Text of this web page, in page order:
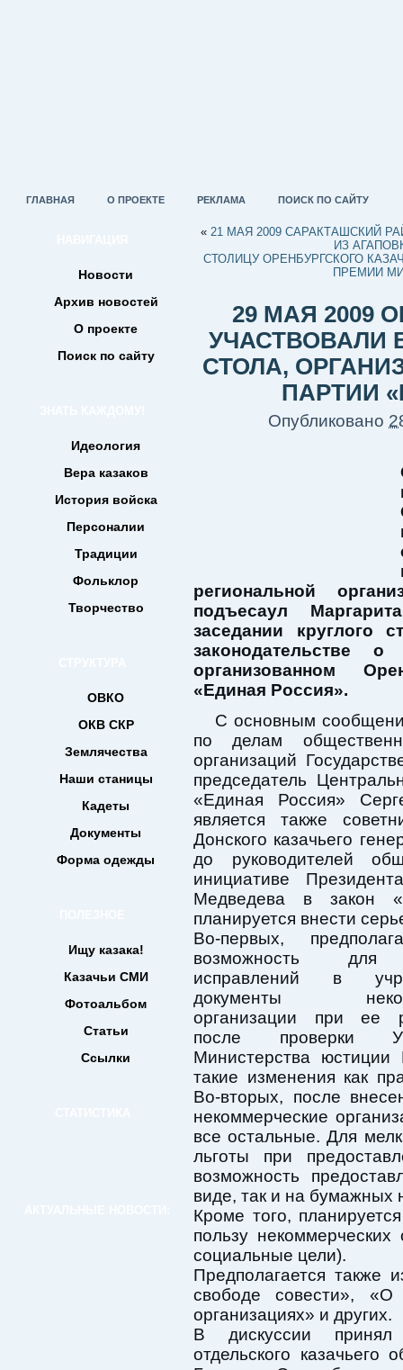
ГЛАВНАЯ О ПРОЕКТЕ РЕКЛАМА ПОИСК ПО САЙТУ
Новости
Архив новостей
О проекте
Поиск по сайту
Идеология
Вера казаков
История войска
Персоналии
Традиции
Фольклор
Творчество
ОВКО
ОКВ СКР
Землячества
Наши станицы
Кадеты
Документы
Форма одежды
Ищу казака!
Казачьи СМИ
Фотоальбом
Статьи
Ссылки
« 21 МАЯ 2009 САРАКТАШСКИЙ
ИЗ
СТОЛИЦУ ОРЕНБУРГСКОГО
ПРЕМИИ
29 МАЯ 2009
УЧАСТВОВАЛИ
СТОЛА,
ПАРТИИ
Опубликовано
региональной
подъесаул
заседании круглого
законодательстве о
организованном
«Единая Россия».
С основным
по делам
организаций
председатель
«Единая Россия»
является также
Донского казачьего
до руководителей
инициативе
Медведева в закон
планируется внести
Во-первых,
возможность для
исправлений в
документы
организации при ее
после проверки
Министерства
такие изменения как
Во-вторых, после
некоммерческие
все остальные. Для
льготы при
возможность
виде, так и на бумажных
Кроме того,
пользу
социальные цели).
Предполагается также
свободе совести»,
организациях» и других.
В дискуссии принял
отдельского